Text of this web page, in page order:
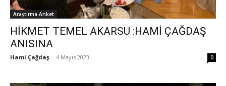
Araştırma Anket
HİKMET TEMEL AKARSU :HAMİ ÇAĞDAŞ
ANISINA
Hami Çağdaş - 4 Mayıs 2023 0